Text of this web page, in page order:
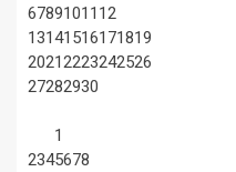
67891011 12
13141516171819
20212223242526
27282930
1
2345678